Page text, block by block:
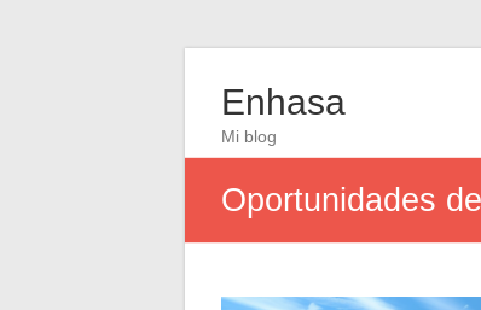
Enhasa
Mi blog
Oportunidades